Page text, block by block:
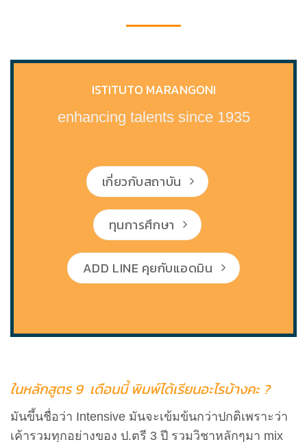
ISTITUTO MARANGONI
enhancing talents since 1935
เกี่ยวกับสถาบัน
ทุนการศึกษา
ADD LINE คุยกับแอดมิน
ในหลักสูตร 9 เดือนนี้ พิมพ์ได้เรียนอะไรบ้างคะ ?
มันขึ้นชื่อว่า Intensive มันจะเข้มข้นกว่าปกติเพราะว่า
เค้ารวมทุกอย่างของ ป.ตรี 3 ปี รวมวิชาหลักๆมา mix